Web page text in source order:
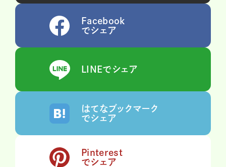
Facebook
でシェア
LINEでシェア
はてなブックマーク
でシェア
Pinterest
でシェア